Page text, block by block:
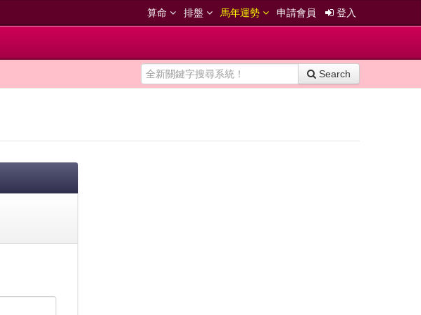
算命 排盤 馬年運勢 申請會員 登入
Search